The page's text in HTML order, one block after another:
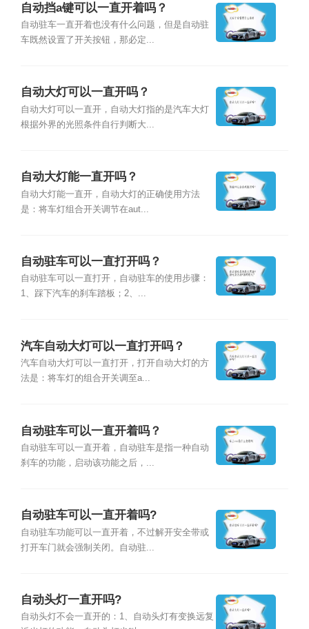
自动挡a键可以一直开着吗？
自动驻车一直开着也没有什么问题，但是自动驻
车既然设置了开关按钮，那必定...
自动大灯可以一直开吗？
自动大灯可以一直开，自动大灯指的是汽车大灯
根据外界的光照条件自行判断大...
自动大灯能一直开吗？
自动大灯能一直开，自动大灯的正确使用方法
是：将车灯组合开关调节在aut...
自动驻车可以一直打开吗？
自动驻车可以一直打开，自动驻车的使用步骤：
1、踩下汽车的刹车踏板；2、...
汽车自动大灯可以一直打开吗？
汽车自动大灯可以一直打开，打开自动大灯的方
法是：将车灯的组合开关调至a...
自动驻车可以一直开着吗？
自动驻车可以一直开着，自动驻车是指一种自动
刹车的功能，启动该功能之后，...
自动驻车可以一直开着吗?
自动驻车功能可以一直开着，不过解开安全带或
打开车门就会强制关闭。自动驻...
自动头灯一直开吗?
自动头灯不会一直开的：1、自动头灯有变换远复